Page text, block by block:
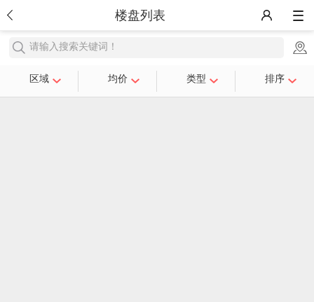
楼盘列表
请输入搜索关键词！
区域 均价 类型 排序